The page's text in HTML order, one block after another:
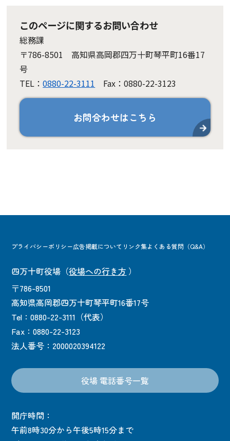
このページに関するお問い合わせ
総務課
〒786-8501 高知県高岡郡四万十町琴平町16番17
号
TEL：0880-22-3111 Fax：0880-22-3123
お問合わせはこちら
プライバシーポリシー広告掲載について リンク集よくある質問（Q&A）
四万十町役場 （役場への行き方 ）
〒786-8501
高知県高岡郡四万十町琴平町16番17号
Tel：0880-22-3111（代表）
Fax：0880-22-3123
法人番号：2000020394122
役場 電話番号一覧
開庁時間：
午前8時30分から午後5時15分まで